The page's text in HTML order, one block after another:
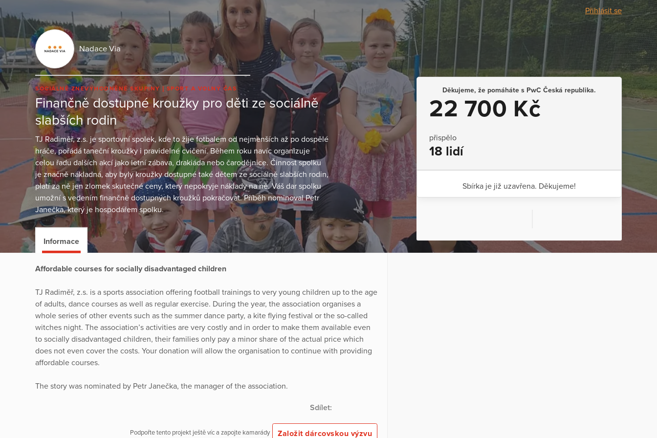
Přihlásit se
Nadace Via
SOCIÁLNĚ ZNEVÝHODNĚNÉ SKUPINY SPORT A VOLNÝ ČAS
Finančně dostupné kroužky pro děti ze sociálně
slabších rodin
TJ Radiměř, z.s. je sportovní spolek, kde to žije fotbalem od nejmenších až po dospělé
hráče, pořádá taneční kroužky i pravidelné cvičení. Během roku navíc organizuje
celou řadu dalších akcí jako letní zábava, drakiáda nebo čarodějnice. Činnost spolku
je značně nákladná, aby byly kroužky dostupné také dětem ze sociálně slabších rodin,
platí za ně jen zlomek skutečné ceny, který nepokryje náklady na ně. Váš dar spolku
umožní s vedením finančně dostupných kroužků pokračovat. Příběh nominoval Petr
Janečka, který je hospodářem spolku.
Děkujeme, že pomáháte s PwC Česká republika.
22 700 Kč
přispělo
18 lidí
Sbírka je již uzavřena. Děkujeme!
Informace
Affordable courses for socially disadvantaged children
TJ Radiměř, z.s. is a sports association offering football trainings to very young children up to the age
of adults, dance courses as well as regular exercise. During the year, the association organises a
whole series of other events such as the summer dance party, a kite flying festival or the so-called
witches night. The association’s activities are very costly and in order to make them available even
to socially disadvantaged children, their families only pay a minor share of the actual price which
does not even cover the costs. Your donation will allow the organisation to continue with providing
affordable courses.
The story was nominated by Petr Janečka, the manager of the association.
Sdílet:
Podpořte tento projekt ještě víc a zapojte kamarády Založit dárcovskou výzvu